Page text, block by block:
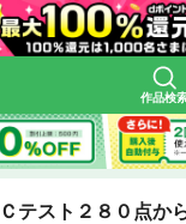
作品検
テスト２８０点か